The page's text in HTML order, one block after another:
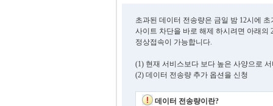
초과된 데이터 전송량은 금일 밤 12시에
사이트 차단을 바로 해제 하시려면 아래의
정상접속이 가능합니다.
(1) 현재 서비스보다 보다 높은 사양으로
(2) 데이터 전송량 추가 옵션을 신청
데이터 전송량이란?